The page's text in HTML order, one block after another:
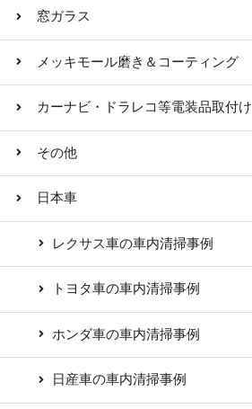
窓ガラス
メッキモール磨き＆コーティング
カーナビ・ドラレコ等電装品取付け
その他
日本車
レクサス車の車内清掃事例
トヨタ車の車内清掃事例
ホンダ車の車内清掃事例
日産車の車内清掃事例